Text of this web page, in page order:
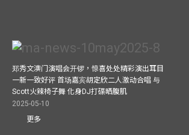
郑秀文澳门演唱会开锣，惊喜处处精彩演出耳目
一新一致好评 首场嘉宾胡定欣二人激动合唱 与
Scott火辣椅子舞 化身DJ打碟晒腹肌
2025-05-10
更多